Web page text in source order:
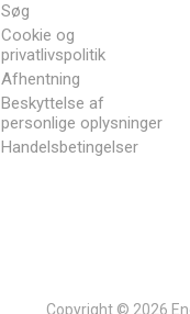
Søg
Cookie og
privatlivspolitik
Afhentning
Beskyttelse af
personlige oplysninger
Handelsbetingelser
Copyright © 2026